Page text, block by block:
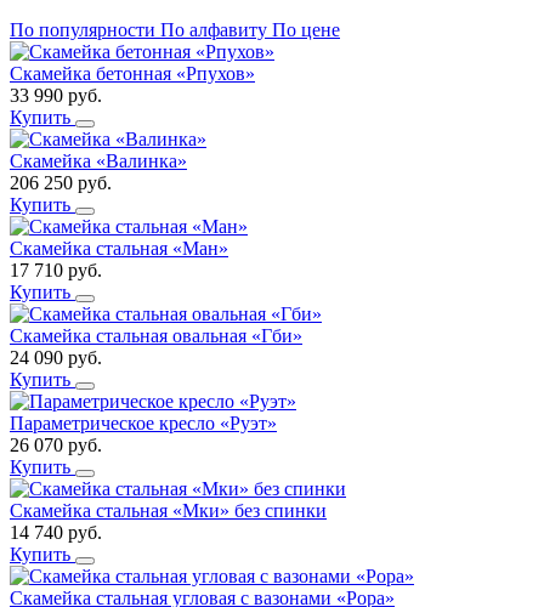
По популярности По алфавиту По цене
Скамейка бетонная «Рпухов»
33 990 руб.
Купить
Скамейка «Валинка»
206 250 руб.
Купить
Скамейка стальная «Ман»
17 710 руб.
Купить
Скамейка стальная овальная «Гби»
24 090 руб.
Купить
Параметрическое кресло «Руэт»
26 070 руб.
Купить
Скамейка стальная «Мки» без спинки
14 740 руб.
Купить
Скамейка стальная угловая с вазонами «Рора»